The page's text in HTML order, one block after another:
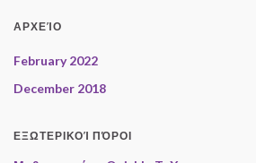
ΑΡΧΕΊΟ
February 2022
December 2018
ΕΞΩΤΕΡΙΚΟΊ ΠΌΡΟΙ